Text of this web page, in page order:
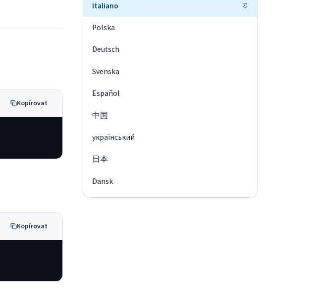
Kopírovat
Kopírovat
Italiano
Polska
Deutsch
Svenska
Español
中国
український
日本
Dansk